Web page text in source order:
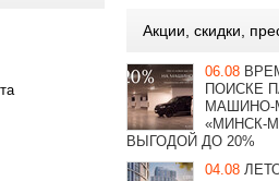
Акции, скидки,
06.08
ПОИСКЕ
МАШИНО-
«МИНСК-
ВЫГОДОЙ ДО 20%
04.08